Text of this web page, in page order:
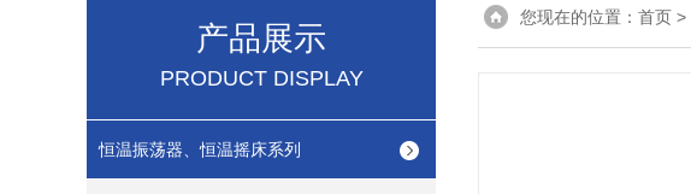
产品展示
PRODUCT DISPLAY
恒温振荡器、恒温摇床系列
您现在的位置： 首页 >